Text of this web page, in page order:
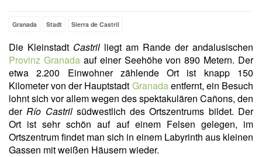
Granada Stadt Sierra de Castril
Die Kleinstadt Castril liegt am Rande der andalusischen
Provinz Granadaauf einer Seehöhe von 890 Metern. Der
etwa 2.200 Einwohner zählende Ort ist knapp 150
Kilometer von der Hauptstadt Granadaentfernt, ein Besuch
lohnt sich vor allem wegen des spektakulären Cañons, den
derRío Castrilsüdwestlich des Ortszentrums bildet. Der
Ort ist sehr schön auf auf einem Felsen gelegen, im
Ortszentrum findet man sich in einem Labyrinth aus kleinen
Gassen mit weißen Häusern wieder.